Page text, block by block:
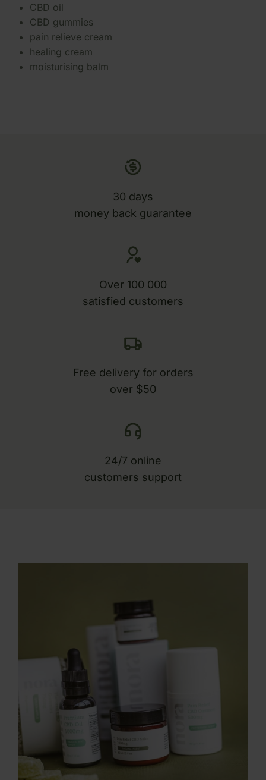
CBD oil
CBD gummies
pain relieve cream
healing cream
moisturising balm
30 days
money back guarantee
Over 100 000
satisfied customers
Free delivery for orders
over $50
24/7 online
customers support